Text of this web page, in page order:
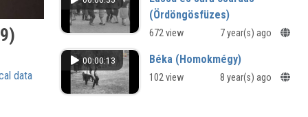
data
(Ördöngösfüzes)
672 view 7 year(s) ago
00:00:13 Béka (Homokmégy)
102 view 8 year(s) ago